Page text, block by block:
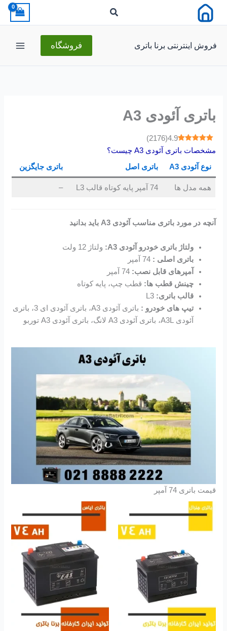
فروش اینترنتی برنا باتری فروشگاه
باتری آئودی A3
4.9
(
2176
)
مشخصات باتری آئودی A3 چیست؟
نوع آئودی A3
باتری اصل باتری جایگزین
همه مدل ها 74 آمپر پایه کوتاه قالب L3 –
آنچه در مورد باتری مناسب آئودی A3 باید بدانید
ولتاژ باتری خودرو آئودی A3:
ولتاژ 12 ولت
باتری اصلی : 74 آمپر
آمپرهای قابل نصب: 74 آمپر
چینش قطب ها: قطب چپ، پایه کوتاه
قالب باتری: L3
تیپ های خودرو :
باتری آئودی A3، باتری آئودی ای 3، باتری
آئودی A3L، باتری آئودی A3 لانگ، باتری آئودی A3 توربو
قیمت باتری 74 آمپر